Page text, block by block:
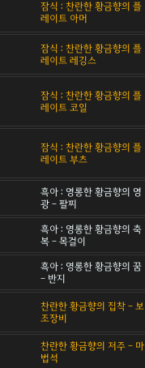
잠식 : 찬란한 황금향의 플
레이트 아머
잠식 : 찬란한 황금향의 플
레이트 레깅스
잠식 : 찬란한 황금향의 플
레이트 코일
잠식 : 찬란한 황금향의 플
레이트 부츠
흑아 : 영롱한 황금향의 영
광 - 팔찌
흑아 : 영롱한 황금향의 축
복 - 목걸이
흑아 : 영롱한 황금향의 꿈
- 반지
찬란한 황금향의 집착 - 보
조장비
찬란한 황금향의 저주 - 마
법석